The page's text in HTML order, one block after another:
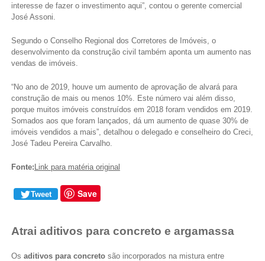
interesse de fazer o investimento aqui”, contou o gerente comercial
José Assoni.
Segundo o Conselho Regional dos Corretores de Imóveis, o
desenvolvimento da construção civil também aponta um aumento nas
vendas de imóveis.
“No ano de 2019, houve um aumento de aprovação de alvará para
construção de mais ou menos 10%. Este número vai além disso,
porque muitos imóveis construídos em 2018 foram vendidos em 2019.
Somados aos que foram lançados, dá um aumento de quase 30% de
imóveis vendidos a mais”, detalhou o delegado e conselheiro do Creci,
José Tadeu Pereira Carvalho.
Fonte: Link para matéria original
Tweet Save
Atrai aditivos para concreto e argamassa
Os aditivos para concretosão incorporados na mistura entre